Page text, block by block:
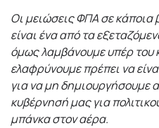
Οι μειώσεις ΦΠΑ σε κάποια
είναι ένα από τα
όμως λαμβάνουμε υπέρ του
ελαφρύνουμε πρέπει να
για να μη δημιουργήσουμε
κυβέρνησή μας για
μπάνκα στον αέρα.